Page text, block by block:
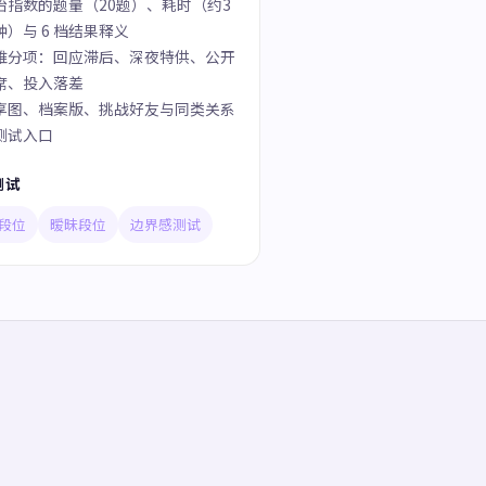
指数的题量（20题）、耗时（约3
）与 6 档结果释义
分项：回应滞后、深夜特供、公开
、投入落差
图、档案版、挑战好友与同类关系
试入口
试
位 暧昧段位 边界感测试